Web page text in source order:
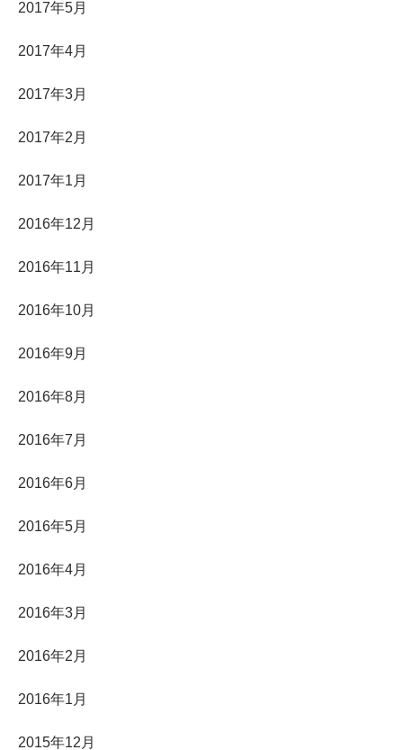
2017年5月
2017年4月
2017年3月
2017年2月
2017年1月
2016年12月
2016年11月
2016年10月
2016年9月
2016年8月
2016年7月
2016年6月
2016年5月
2016年4月
2016年3月
2016年2月
2016年1月
2015年12月